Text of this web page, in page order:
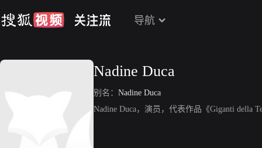
导航
Nadine Duca
别名： Nadine Duca
Nadine Duca，演员，代表作品《Giganti della